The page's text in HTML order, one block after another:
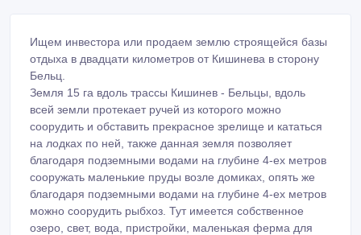
Ищем инвестора или продаем землю строящейся базы
отдыха в двадцати километров от Кишинева в сторону
Бельц.
Земля 15 га вдоль трассы Кишинев - Бельцы, вдоль
всей земли протекает ручей из которого можно
соорудить и обставить прекрасное зрелище и кататься
на лодках по ней, также данная земля позволяет
благодаря подземными водами на глубине 4-ех метров
сооружать маленькие пруды возле домиках, опять же
благодаря подземными водами на глубине 4-ех метров
можно соорудить рыбхоз. Тут имеется собственное
озеро, свет, вода, пристройки, маленькая ферма для